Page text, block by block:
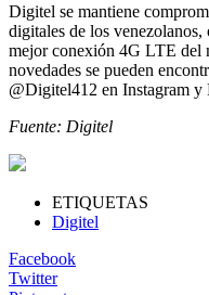
Digitel se mantiene
digitales de los
mejor conexión 4G LTE del
novedades se pueden
@Digitel412 en Instagram y
Fuente: Digitel
ETIQUETAS
Digitel
Facebook
Twitter